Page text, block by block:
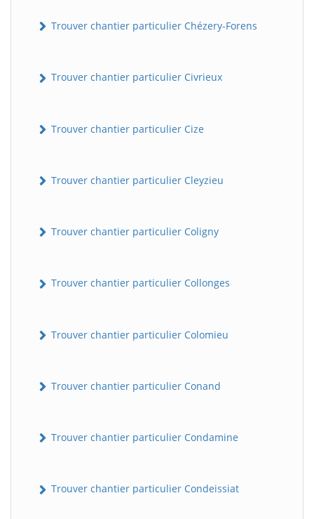
Trouver chantier particulier Chézery-Forens
Trouver chantier particulier Civrieux
Trouver chantier particulier Cize
Trouver chantier particulier Cleyzieu
Trouver chantier particulier Coligny
Trouver chantier particulier Collonges
Trouver chantier particulier Colomieu
Trouver chantier particulier Conand
Trouver chantier particulier Condamine
Trouver chantier particulier Condeissiat
B Assistant en ligne